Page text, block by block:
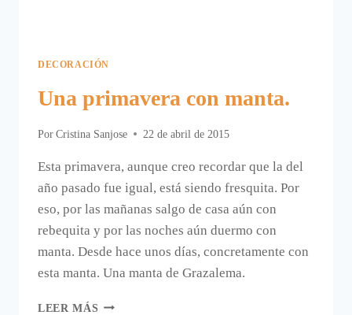
DECORACIÓN
Una primavera con manta.
Por Cristina Sanjose 22 de abril de 2015
Esta primavera, aunque creo recordar que la del
año pasado fue igual, está siendo fresquita. Por
eso, por las mañanas salgo de casa aún con
rebequita y por las noches aún duermo con
manta. Desde hace unos días, concretamente con
esta manta. Una manta de Grazalema.
LEER MÁS UNA